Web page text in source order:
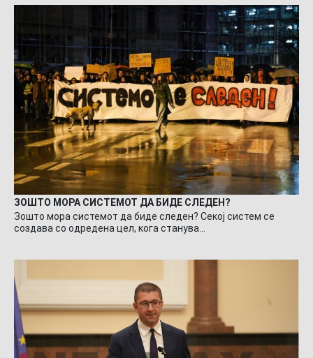
ЗОШТО МОРА СИСТЕМОТ ДА БИДЕ СЛЕДЕН?
Зошто мора системот да биде следен? Секој систем се
создава со одредена цел, кога станува…